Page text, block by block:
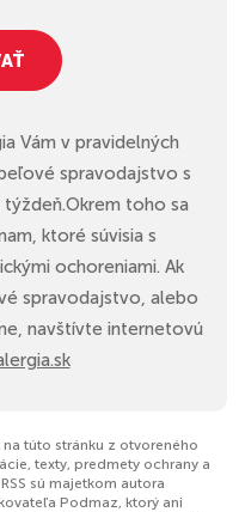
Vám v pravidelných
spravodajstvo s
toho sa
ktoré súvisia s
ochoreniami. Ak
spravodajstvo, alebo
navštívte internetovú
túto stránku z otvoreného
texty, predmety ochrany a
sú majetkom autora
Podmaz, ktorý ani